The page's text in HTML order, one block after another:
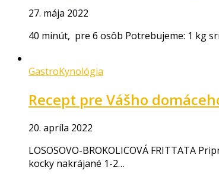
27. mája 2022
40 minút, pre 6 osôb Potrebujeme: 1 kg
GastroKynológia
Recept pre Vášho
20. apríla 2022
LOSOSOVO-BROKOLICOVÁ FRITTATA
kocky nakrájané 1-2…